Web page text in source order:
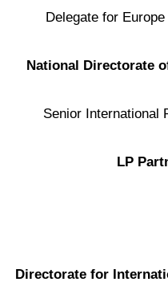
Delegate for
2020 – 2024 : National
Senior International
2011 - 2017 : Directorate for